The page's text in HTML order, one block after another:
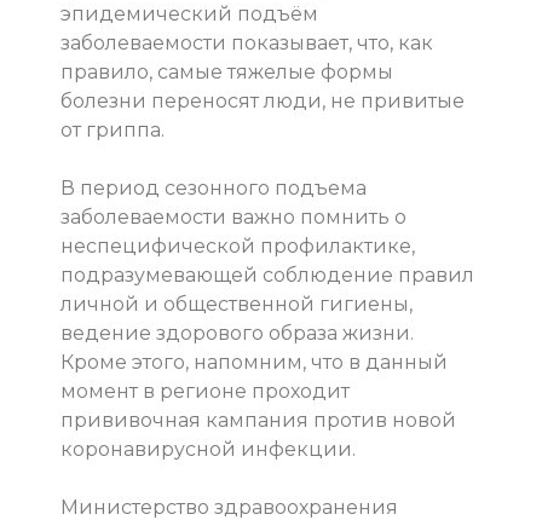
эпидемический подъём
заболеваемости показывает, что, как
правило, самые тяжелые формы
болезни переносят люди, не привитые
от гриппа.
В период сезонного подъема
заболеваемости важно помнить о
неспецифической профилактике,
подразумевающей соблюдение правил
личной и общественной гигиены,
ведение здорового образа жизни.
Кроме этого, напомним, что в данный
момент в регионе проходит
прививочная кампания против новой
коронавирусной инфекции.
Министерство здравоохранения